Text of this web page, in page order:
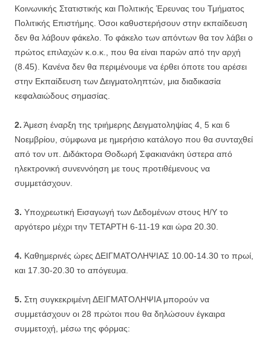
Κοινωνικής Στατιστικής και Πολιτικής Έρευνας του Τμήματος
Πολιτικής Επιστήμης. Όσοι καθυστερήσουν στην εκπαίδευση
δεν θα λάβουν φάκελο. Το φάκελο των απόντων θα τον λάβει ο
πρώτος επιλαχών κ.ο.κ., που θα είναι παρών από την αρχή
(8.45). Κανένα δεν θα περιμένουμε να έρθει όποτε του αρέσει
στην Εκπαίδευση των Δειγματοληπτών, μια διαδικασία
κεφαλαιώδους σημασίας.
2. Άμεση έναρξη της τριήμερης Δειγματοληψίας 4, 5 και 6
Νοεμβρίου, σύμφωνα με ημερήσιο κατάλογο που θα συνταχθεί
από τον υπ. Διδάκτορα Θοδωρή Σφακιανάκη ύστερα από
ηλεκτρονική συνεννόηση με τους προτιθέμενους να
συμμετάσχουν.
3. Υποχρεωτική Εισαγωγή των Δεδομένων στους Η/Υ το
αργότερο μέχρι την ΤΕΤΑΡΤΗ 6-11-19 και ώρα 20.30.
4. Καθημερινές ώρες ΔΕΙΓΜΑΤΟΛΗΨΙΑΣ 10.00-14.30 το πρωί,
και 17.30-20.30 το απόγευμα.
5. Στη συγκεκριμένη ΔΕΙΓΜΑΤΟΛΗΨΙΑ μπορούν να
συμμετάσχουν οι 28 πρώτοι που θα δηλώσουν έγκαιρα
συμμετοχή, μέσω της φόρμας: